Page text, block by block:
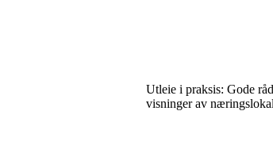
Utleie i praksis: Gode
visninger av